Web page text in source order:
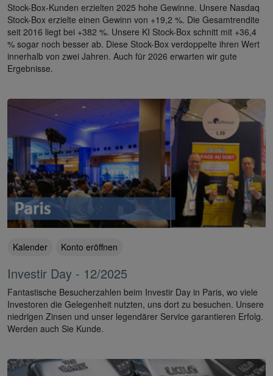
Stock-Box-Kunden erzielten 2025 hohe Gewinne. Unsere Nasdaq
Stock-Box erzielte einen Gewinn von +19,2 %. Die Gesamtrendite
seit 2016 liegt bei +382 %. Unsere KI Stock-Box schnitt mit +36,4
% sogar noch besser ab. Diese Stock-Box verdoppelte ihren Wert
innerhalb von zwei Jahren. Auch für 2026 erwarten wir gute
Ergebnisse.
Kalender Konto eröffnen
Investir Day - 12/2025
Fantastische Besucherzahlen beim Investir Day in Paris, wo viele
Investoren die Gelegenheit nutzten, uns dort zu besuchen. Unsere
niedrigen Zinsen und unser legendärer Service garantieren Erfolg.
Werden auch Sie Kunde.